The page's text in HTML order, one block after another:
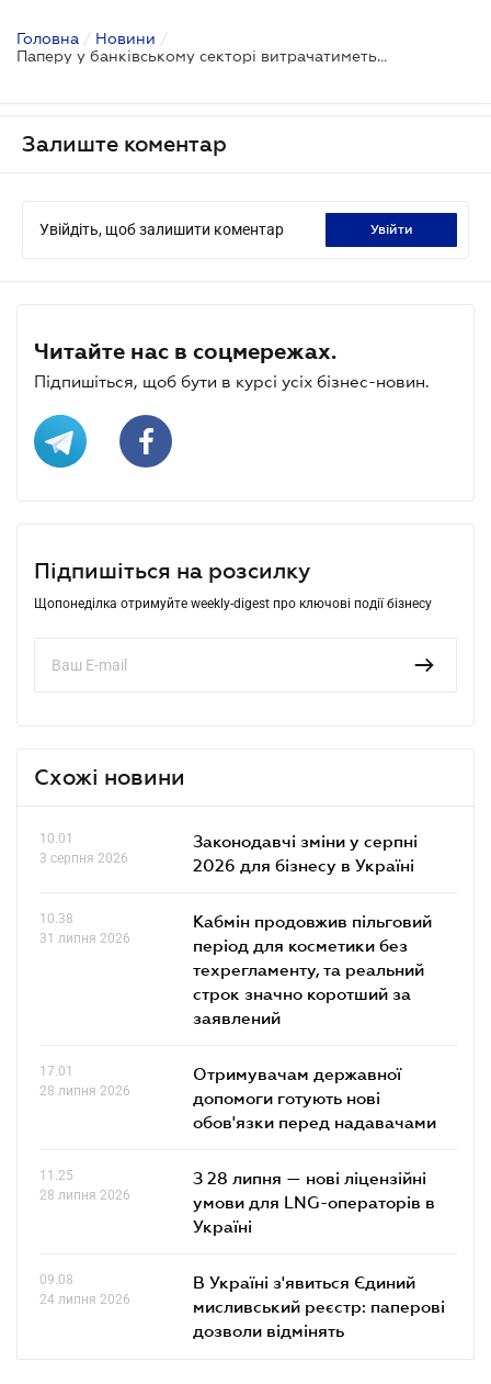
Головна / Новини /
Паперу у банківському секторі витрачатиметься менше
Залиште коментар
Увійдіть, щоб залишити коментар увійти
Читайте нас в соцмережах.
Підпишіться, щоб бути в курсі усіх бізнес-новин.
Підпишіться на розсилку
Щопонеділка отримуйте weekly-digest про ключові події бізнесу
Схожі новини
10.01
3 серпня 2026
Законодавчі зміни у серпні
2026 для бізнесу в Україні
10.38
31 липня 2026
Кабмін продовжив пільговий
період для косметики без
техрегламенту, та реальний
строк значно коротший за
заявлений
17.01
28 липня 2026
Отримувачам державної
допомоги готують нові
обов'язки перед надавачами
11.25
28 липня 2026
З 28 липня — нові ліцензійні
умови для LNG-операторів в
Україні
09.08
24 липня 2026
В Україні з'явиться Єдиний
мисливський реєстр: паперові
дозволи відмінять